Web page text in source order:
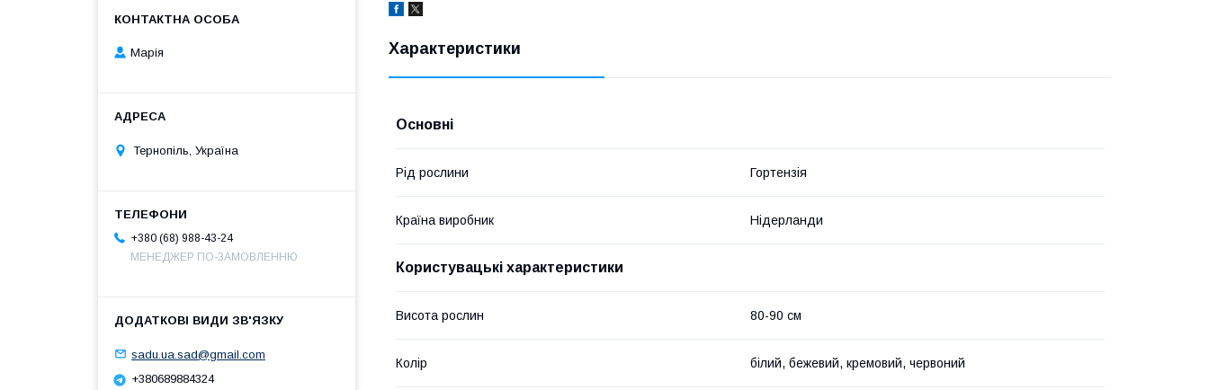
Характеристики
Основні
Рід рослини Гортензія
Країна виробник Нідерланди
Користувацькi характеристики
Висота рослин 80-90 см
Колір білий, бежевий, кремовий, червоний
Марія
Тернопіль, Україна
+380 (68) 988-43-24
МЕНЕДЖЕР ПО-ЗАМОВЛЕННЮ
sadu.ua.sad@gmail.com
+380689884324